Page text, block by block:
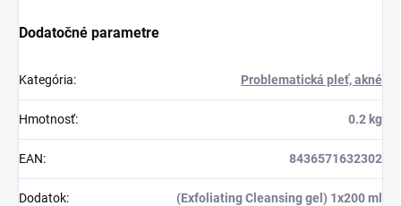
Dodatočné parametre
Kategória: Problematická pleť, akné
Hmotnosť: 0.2 kg
EAN: 8436571632302
Dodatok: (Exfoliating Cleansing gel) 1x200 ml